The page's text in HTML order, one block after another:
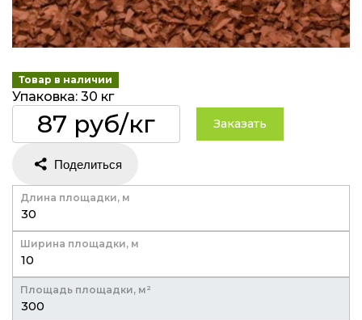
Товар в наличии
Упаковка: 30 кг
87 руб/кг Заказать
Длина площадки, м
Ширина площадки, м
Площадь площадки, м²